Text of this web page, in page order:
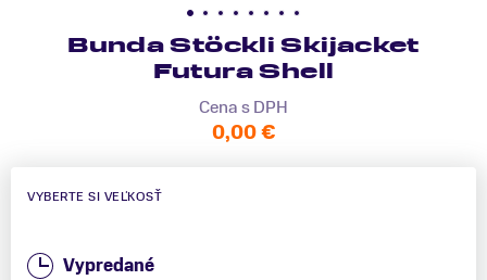
Bunda Stöckli Skijacket
Futura Shell
Cena s DPH
0,00 €
VYBERTE SI VEĽKOSŤ
Vypredané